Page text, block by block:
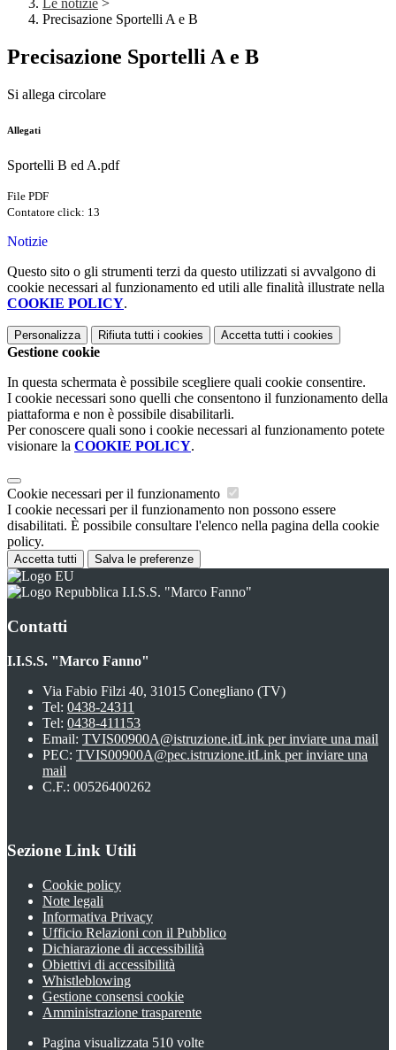
Le notizie >
Precisazione Sportelli A e B
Precisazione Sportelli A e B
Si allega circolare
Allegati
Sportelli B ed A.pdf
File PDF
Contatore click: 13
Notizie
Questo sito o gli strumenti terzi da questo utilizzati si avvalgono di
cookie necessari al funzionamento ed utili alle finalità illustrate nella
COOKIE POLICY.
Personalizza Rifiuta tutti i cookies Accetta tutti i cookies
Gestione cookie
In questa schermata è possibile scegliere quali cookie consentire.
I cookie necessari sono quelli che consentono il funzionamento della
piattaforma e non è possibile disabilitarli.
Per conoscere quali sono i cookie necessari al funzionamento potete
visionare la COOKIE POLICY.
Cookie necessari per il funzionamento
I cookie necessari per il funzionamento non possono essere
disabilitati. È possibile consultare l'elenco nella pagina della cookie
policy.
Accetta tutti Salva le preferenze
I.I.S.S. "Marco Fanno"
Contatti
I.I.S.S. "Marco Fanno"
Via Fabio Filzi 40, 31015 Conegliano (TV)
Tel: 0438-24311
Tel: 0438-411153
Email: TVIS00900A@istruzione.itLink per inviare una mail
PEC: TVIS00900A@pec.istruzione.itLink per inviare una
mail
C.F.: 00526400262
Sezione Link Utili
Cookie policy
Note legali
Informativa Privacy
Ufficio Relazioni con il Pubblico
Dichiarazione di accessibilità
Obiettivi di accessibilità
Whistleblowing
Gestione consensi cookie
Amministrazione trasparente
Pagina visualizzata 510 volte